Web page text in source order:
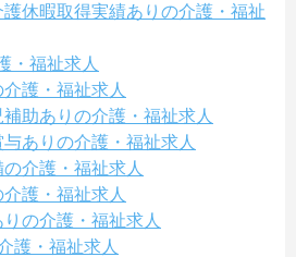
休暇取得実績ありの介護・福祉
・福祉求人
護・福祉求人
助ありの介護・福祉求人
ありの介護・福祉求人
介護・福祉求人
護・福祉求人
の介護・福祉求人
護・福祉求人